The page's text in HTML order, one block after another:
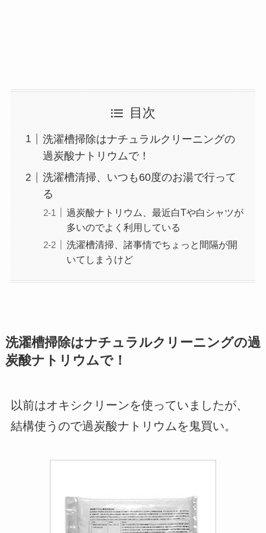
目次
洗濯槽掃除はナチュラルクリーニングの
過炭酸ナトリウムで！
洗濯槽清掃、いつも60度のお湯で行って
る
過炭酸ナトリウム、最近白Tや白シャツが
多いのでよく利用している
洗濯槽清掃、諸事情でちょっと間隔が開
いてしまうけど
洗濯槽掃除はナチュラルクリーニングの過
炭酸ナトリウムで！
以前はオキシクリーンを使っていましたが、
結構使うので過炭酸ナトリウムを鬼買い。